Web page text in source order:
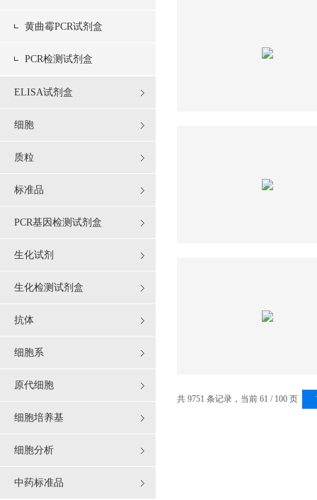
黄曲霉PCR试剂盒
PCR检测试剂盒
ELISA试剂盒
细胞
质粒
标准品
PCR基因检测试剂盒
生化试剂
生化检测试剂盒
抗体
细胞系
原代细胞
细胞培养基
细胞分析
中药标准品
共 9751 条记录，当前 61 / 100 页